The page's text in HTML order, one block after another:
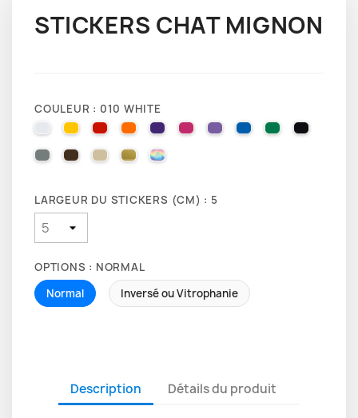
STICKERS CHAT MIGNON
COULEUR : 010 WHITE
010 WHITE025 BRIMSTONE YELLOW
031 RED035 PASTEL ORANGE
040 VIOLET
041 PINK043 LAVENDER
051 GENTIAN BLUE
061 GREEN
070
071 GREY080 BROWN
082 BEIGE
091 GOLD000 HOLOGRAPHIQUE
LARGEUR DU STICKERS (CM) : 5
OPTIONS : NORMAL
Normal
Inversé ou Vitrophanie
Description Détails du produit